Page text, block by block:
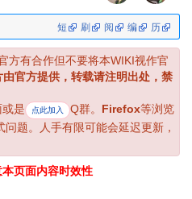
短 刷 阅 编 历
方有合作但不要将本WIKI视作官
官方提供，转载请注明出处，禁
是 点此加入 Q群。 Firefox等浏览
题。人手有限可能会延迟更新，
本页面内容时效性